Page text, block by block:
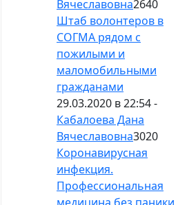
Вячеславовна2640
Штаб волонтеров в
СОГМА рядом с
пожилыми и
маломобильными
гражданами
29.03.2020 в 22:54 -
Кабалоева Дана
Вячеславовна3020
Коронавирусная
инфекция.
Профессиональная